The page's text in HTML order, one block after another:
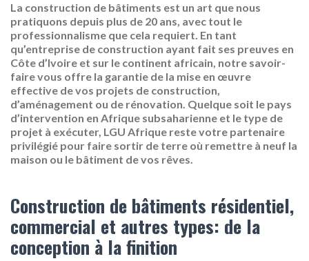
La construction de bâtiments est un art que nous
pratiquons depuis plus de 20 ans, avec tout le
professionnalisme que cela requiert. En tant
qu’entreprise de construction ayant fait ses preuves en
Côte d’Ivoire et sur le continent africain, notre savoir-
faire vous offre la garantie de la mise en œuvre
effective de vos projets de construction,
d’aménagement ou de rénovation. Quelque soit le pays
d’intervention en Afrique subsaharienne et le type de
projet à exécuter, LGU Afrique reste votre partenaire
privilégié pour faire sortir de terre où remettre à neuf la
maison ou le bâtiment de vos rêves.
Construction de bâtiments résidentiel,
commercial et autres types: de la
conception à la finition